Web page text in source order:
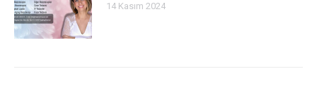
14 Kasım 2024